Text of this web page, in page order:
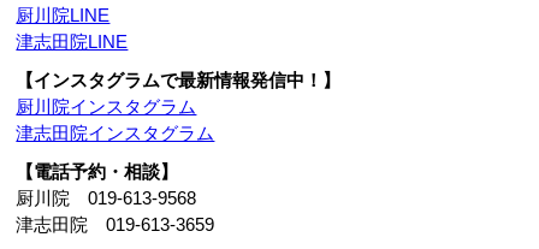
厨川院LINE
津志田院LINE
【インスタグラムで最新情報発信中！】
厨川院インスタグラム
津志田院インスタグラム
【電話予約・相談】
厨川院 019-613-9568
津志田院 019-613-3659